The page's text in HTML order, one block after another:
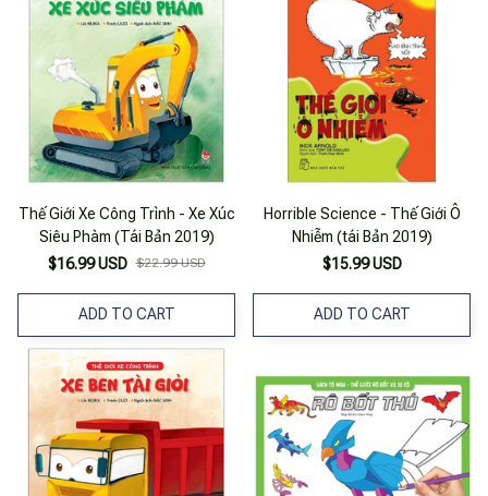
Thế Giới Xe Công Trình - Xe Xúc
Siêu Phàm (Tái Bản 2019)
$16.99 USD $22.99 USD
ADD TO CART
Horrible Science - Thế Giới Ô
Nhiễm (tái Bản 2019)
$15.99 USD
ADD TO CART